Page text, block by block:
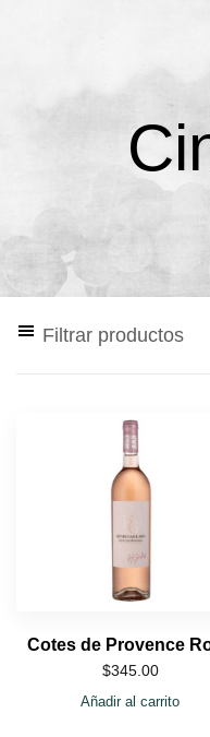
Filtrar productos
Cotes de Provence
$345.00
Añadir al carrito